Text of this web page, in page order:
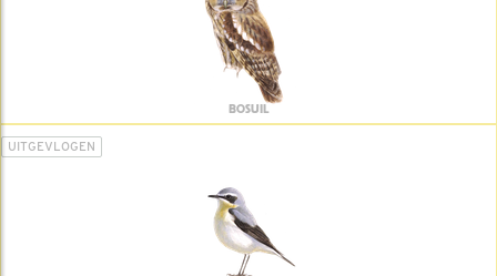
BOSUIL
UITGEVLOGEN